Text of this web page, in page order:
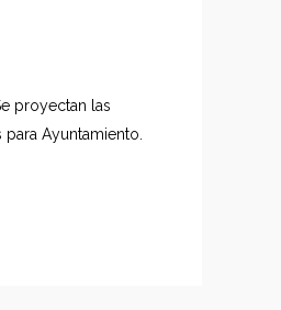
proyectan las
Ayuntamiento.